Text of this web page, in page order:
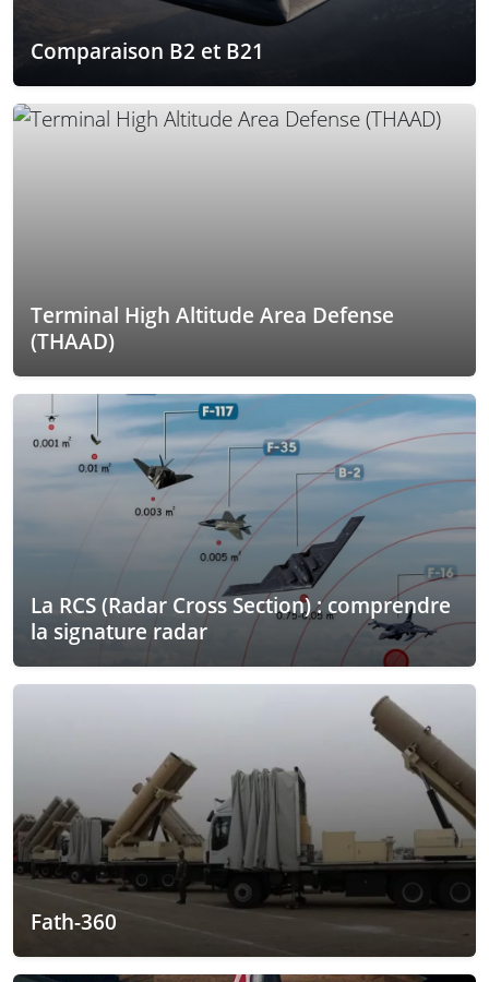
Comparaison B2 et B21
Terminal High Altitude Area Defense
(THAAD)
La RCS (Radar Cross Section) : comprendre
la signature radar
Fath-360